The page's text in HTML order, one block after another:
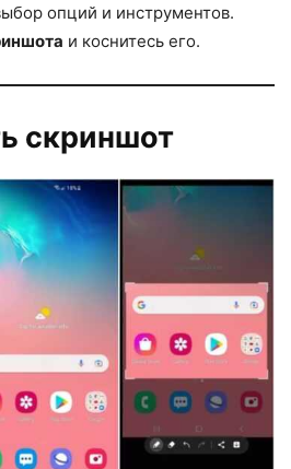
опций и инструментов.
и коснитесь его.
скриншот